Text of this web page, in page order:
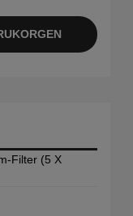
Filter (5 X